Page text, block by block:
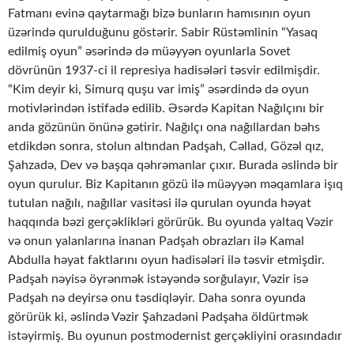
Fatmanı evinə qaytarmağı bizə bunların hamısının oyun
üzərində qurulduğunu göstərir. Sabir Rüstəmlinin “Yasaq
edilmiş oyun” əsərində də müəyyən oyunlarla Sovet
dövrünün 1937-ci il represiya hadisələri təsvir edilmişdir.
“Kim deyir ki, Simurq quşu var imiş” əsərdində də oyun
motivlərindən istifadə edilib. Əsərdə Kapitan Nağılçını bir
anda gözünün önünə gətirir. Nağılçı ona nağıllardan bəhs
etdikdən sonra, stolun altından Padşah, Cəllad, Gözəl qız,
Şahzadə, Dev və başqa qəhrəmanlar çıxır. Burada əslində bir
oyun qurulur. Biz Kapitanın gözü ilə müəyyən məqamlara işıq
tutulan nağılı, nağıllar vasitəsi ilə qurulan oyunda həyat
haqqında bəzi gerçəklikləri görürük. Bu oyunda yaltaq Vəzir
və onun yalanlarına inanan Padşah obrazları ilə Kamal
Abdulla həyat faktlarını oyun hadisələri ilə təsvir etmişdir.
Padşah nəyisə öyrənmək istəyəndə sorğulayır, Vəzir isə
Padşah nə deyirsə onu təsdiqləyir. Daha sonra oyunda
görürük ki, əslində Vəzir Şahzadəni Padşaha öldürtmək
istəyirmiş. Bu oyunun postmodernist gerçəkliyini orasındadır